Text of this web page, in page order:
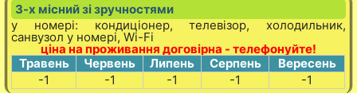
3-х місний зі зручностями
у номері: кондиціонер, телевізор, холодильник,
санвузол у номері, Wi-Fi
ціна на проживання договірна - телефонуйте!
Травень
Червень Липень Серпень
Вересень
-1
-1 -1 -1 -1